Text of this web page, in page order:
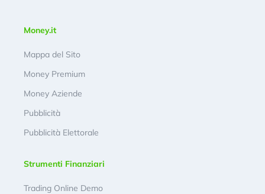
Money.it
Mappa del Sito
Money Premium
Money Aziende
Pubblicità
Pubblicità Elettorale
Strumenti Finanziari
Trading Online Demo